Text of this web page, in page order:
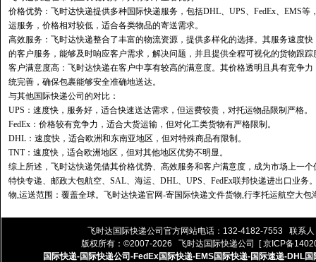
价格优势：飞时达快递提供多种国际快递服务，包括DHL、UPS、FedEx、EMS
运服务，价格相对较低，适合各类物品的寄送需求。
高效服务：飞时达快递整合了丰富的物流资源，提供多样化的选择。其服务速度
的客户服务，能够及时响应客户需求，解决问题，并且提供全程可视化的货物跟踪
客户满意度高：飞时达快递在客户中享有较高的满意度。其价格透明且具有竞争
统完善，确保包裹能够安全准确地送达。
与其他国际快递公司的对比：
UPS：速度快，服务好，适合快速送达需求，但运费较贵，对托运物品限制严格。
FedEx：价格较有竞争力，适合大货运输，但对化工类货物有严格限制。
DHL：速度快，适合欧洲和东南亚地区，但对特殊商品有限制。
TNT：速度快，适合欧洲地区，但对其他地区优势不明显。
综上所述，飞时达快递凭借其价格优势、高效服务和客户满意度，成为市场上一
特快专递、邮政大包航空、SAL、海运、DHL、UPS、FedEx联邦快递进出口业
物,运送范围：覆盖全球。飞时达快递官网-寄国际快递文件货物,行李托运航空大包
飞时达国际快递公司 官方网站电话：132-4182-7553 联系人
版权所有：©2007-2026 飞时达国际快递公司
[ 京ICP备
国际快递-国际快递公司 -FedEx国际快递-EMS国际快递-国际速递-DHL国